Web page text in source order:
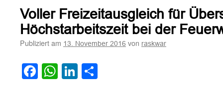
Voller Freizeitausgleich für
Höchstarbeitszeit bei der
Publiziert am 13. November 2016 von raskwar
Facebook
WhatsApp
LinkedIn